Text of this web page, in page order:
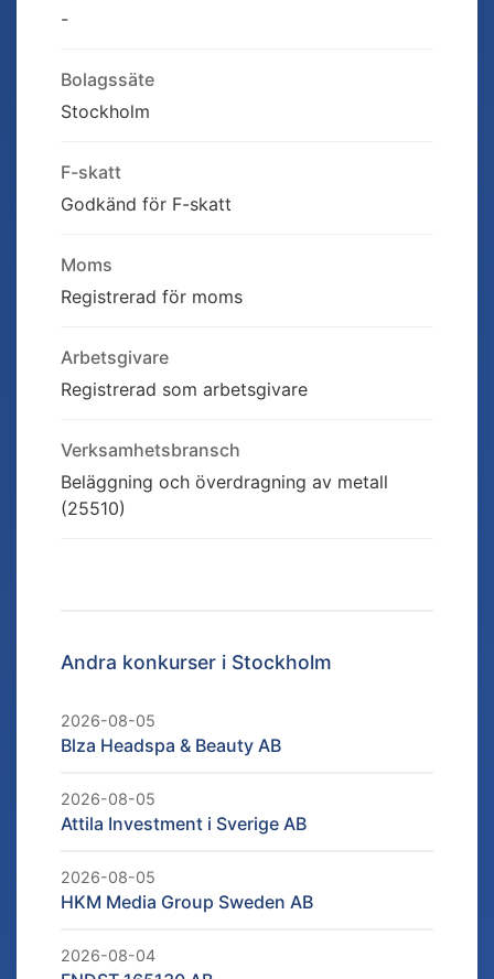
-
Bolagssäte
Stockholm
F-skatt
Godkänd för F-skatt
Moms
Registrerad för moms
Arbetsgivare
Registrerad som arbetsgivare
Verksamhetsbransch
Beläggning och överdragning av metall
(25510)
Andra konkurser i Stockholm
2026-08-05
Blza Headspa & Beauty AB
2026-08-05
Attila Investment i Sverige AB
2026-08-05
HKM Media Group Sweden AB
2026-08-04